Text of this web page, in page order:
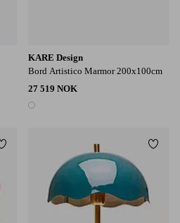
KARE Design
Bord Artistico Marmor 200x100cm
27 519 NOK
1 farge
Legg til favoritter